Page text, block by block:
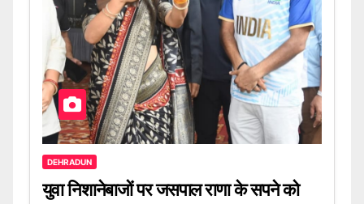
DEHRADUN
युवा निशानेबाजों पर जसपाल राणा के सपने को